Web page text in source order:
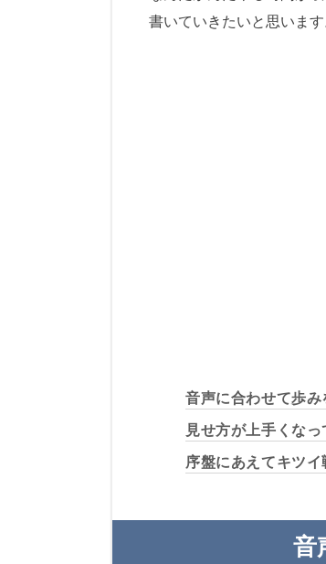
書いていきたいと思います
音声に合わせて歩
見せ方が上手くな
序盤にあえてキツ
音